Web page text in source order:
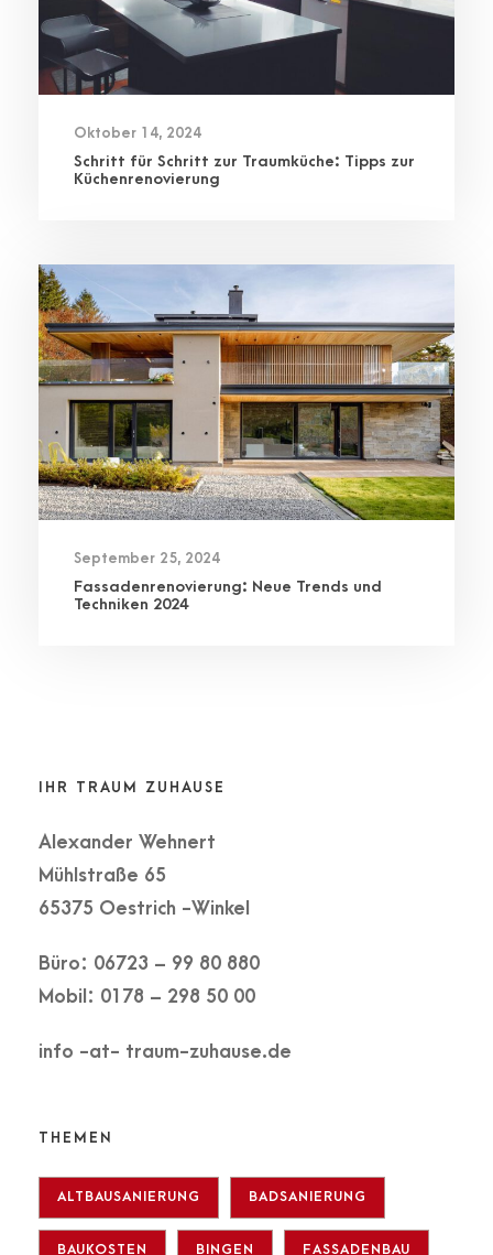
Oktober 14, 2024
Schritt für Schritt zur Traumküche: Tipps zur
Küchenrenovierung
September 25, 2024
Fassadenrenovierung: Neue Trends und
Techniken 2024
IHR TRAUM ZUHAUSE
Alexander Wehnert
Mühlstraße 65
65375 Oestrich -Winkel
Büro: 06723 – 99 80 880
Mobil: 0178 – 298 50 00
info -at- traum-zuhause.de
THEMEN
ALTBAUSANIERUNG BADSANIERUNG
BAUKOSTEN BINGEN FASSADENBAU